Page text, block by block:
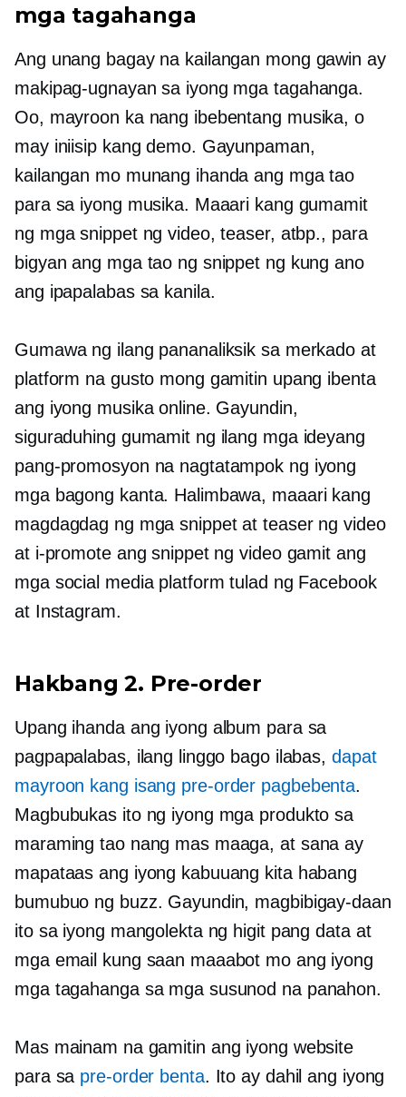
mga tagahanga
Ang unang bagay na kailangan mong gawin ay
makipag-ugnayan sa iyong mga tagahanga.
Oo, mayroon ka nang ibebentang musika, o
may iniisip kang demo. Gayunpaman,
kailangan mo munang ihanda ang mga tao
para sa iyong musika. Maaari kang gumamit
ng mga snippet ng video, teaser, atbp., para
bigyan ang mga tao ng snippet ng kung ano
ang ipapalabas sa kanila.
Gumawa ng ilang pananaliksik sa merkado at
platform na gusto mong gamitin upang ibenta
ang iyong musika online. Gayundin,
siguraduhing gumamit ng ilang mga ideyang
pang-promosyon na nagtatampok ng iyong
mga bagong kanta. Halimbawa, maaari kang
magdagdag ng mga snippet at teaser ng video
at i-promote ang snippet ng video gamit ang
mga social media platform tulad ng Facebook
at Instagram.
Hakbang 2. Pre-order
Upang ihanda ang iyong album para sa
pagpapalabas, ilang linggo bago ilabas, dapat
mayroon kang isang pre-order pagbebenta.
Magbubukas ito ng iyong mga produkto sa
maraming tao nang mas maaga, at sana ay
mapataas ang iyong kabuuang kita habang
bumubuo ng buzz. Gayundin, magbibigay-daan
ito sa iyong mangolekta ng higit pang data at
mga email kung saan maaabot mo ang iyong
mga tagahanga sa mga susunod na panahon.
Mas mainam na gamitin ang iyong website
para sa pre-order benta. Ito ay dahil ang iyong